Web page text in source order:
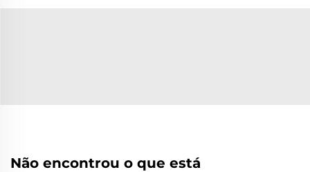
Não encontrou o que está